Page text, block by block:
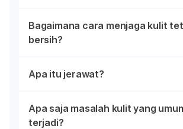
Bagaimana cara menjaga kulit
bersih?
Apa itu jerawat?
Apa saja masalah kulit yang
terjadi?